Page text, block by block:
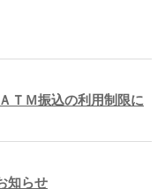
ＴＭ振込の利用制限に
知らせ